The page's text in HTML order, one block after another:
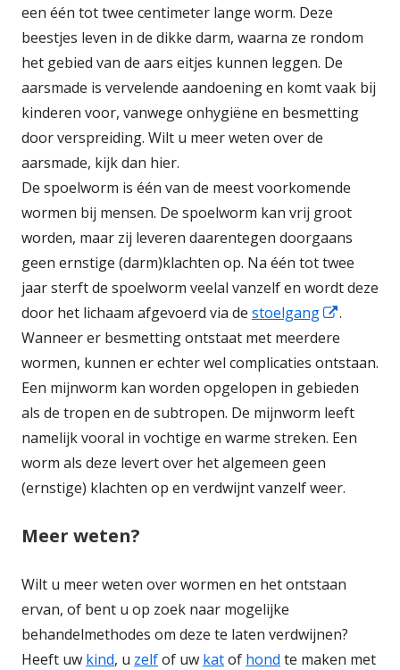
een één tot twee centimeter lange worm. Deze
beestjes leven in de dikke darm, waarna ze rondom
het gebied van de aars eitjes kunnen leggen. De
aarsmade is vervelende aandoening en komt vaak bij
kinderen voor, vanwege onhygiëne en besmetting
door verspreiding. Wilt u meer weten over de
aarsmade, kijk dan hier.
De spoelworm is één van de meest voorkomende
wormen bij mensen. De spoelworm kan vrij groot
worden, maar zij leveren daarentegen doorgaans
geen ernstige (darm)klachten op. Na één tot twee
jaar sterft de spoelworm veelal vanzelf en wordt deze
door het lichaam afgevoerd via de stoelgang
Opent
een
nieuw
venster
.
Wanneer er besmetting ontstaat met meerdere
wormen, kunnen er echter wel complicaties ontstaan.
Een mijnworm kan worden opgelopen in gebieden
als de tropen en de subtropen. De mijnworm leeft
namelijk vooral in vochtige en warme streken. Een
worm als deze levert over het algemeen geen
(ernstige) klachten op en verdwijnt vanzelf weer.
Meer weten?
Wilt u meer weten over wormen en het ontstaan
ervan, of bent u op zoek naar mogelijke
behandelmethodes om deze te laten verdwijnen?
Heeft uw kind, u zelfof uw katof hond te maken met